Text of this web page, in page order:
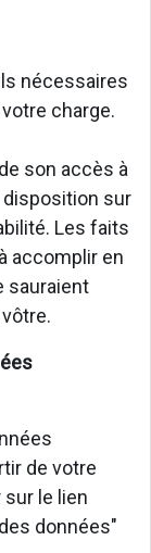
nécessaires
charge.
son accès à
disposition sur
Les faits
accomplir en
sauraient
de votre
le lien
données"